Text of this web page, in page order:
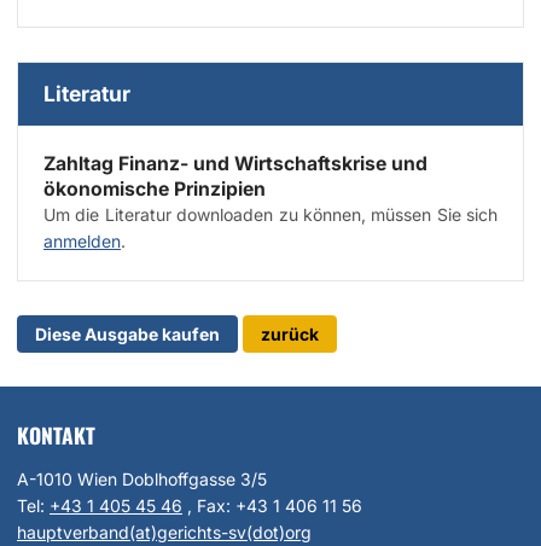
Literatur
Zahltag Finanz- und Wirtschaftskrise und
ökonomische Prinzipien
Um die Literatur downloaden zu können, müssen Sie sich
anmelden.
Diese Ausgabe kaufen zurück
KONTAKT
A-1010 Wien Doblhoffgasse 3/5
Tel: +43 1 405 45 46 , Fax: +43 1 406 11 56
hauptverband(at)gerichts-sv(dot)org